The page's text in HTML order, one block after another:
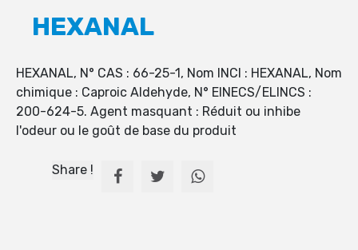
HEXANAL
HEXANAL, N° CAS : 66-25-1, Nom INCI : HEXANAL, Nom
chimique : Caproic Aldehyde, N° EINECS/ELINCS :
200-624-5. Agent masquant : Réduit ou inhibe
l'odeur ou le goût de base du produit
Share !